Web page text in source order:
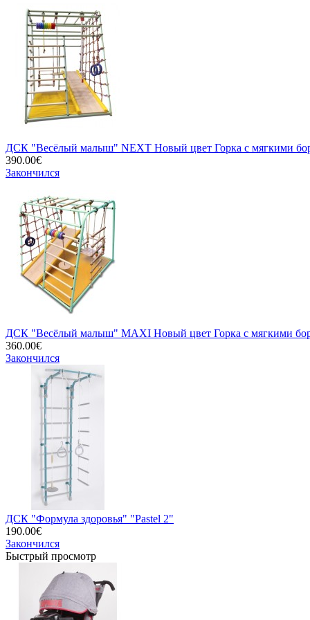
ДСК "Весёлый малыш" NEXT Новый цвет Горка с мягкими
390.00€
Закончился
ДСК "Весёлый малыш" MAXI Новый цвет Горка с мягкими
360.00€
Закончился
ДСК "Формула здоровья" "Pastel 2"
190.00€
Закончился
Быстрый просмотр